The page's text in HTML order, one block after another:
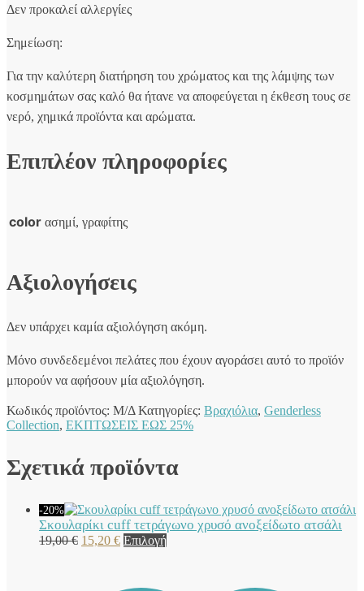
Δεν προκαλεί αλλεργίες
Σημείωση:
Για την καλύτερη διατήρηση του χρώματος και της λάμψης των
κοσμημάτων σας καλό θα ήτανε να αποφεύγεται η έκθεση τους σε
νερό, χημικά προϊόντα και αρώματα.
Επιπλέον πληροφορίες
color ασημί, γραφίτης
Αξιολογήσεις
Δεν υπάρχει καμία αξιολόγηση ακόμη.
Μόνο συνδεδεμένοι πελάτες που έχουν αγοράσει αυτό το προϊόν
μπορούν να αφήσουν μία αξιολόγηση.
Κωδικός προϊόντος: Μ/Δ Κατηγορίες: Βραχιόλια, Genderless
Collection, ΕΚΠΤΩΣΕΙΣ ΕΩΣ 25%
Σχετικά προϊόντα
-20%
Σκουλαρίκι cuff τετράγωνο χρυσό ανοξείδωτο ατσάλι
19,00€ Original
15,20 €ΗΕπιλογήΑυτό